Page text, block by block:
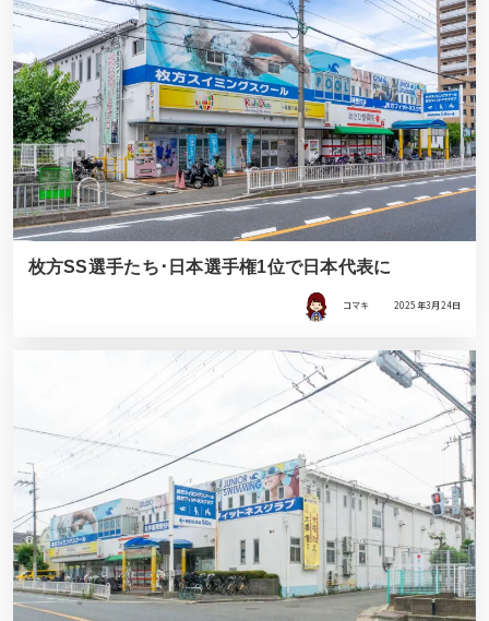
枚方SS選手たち･日本選手権1位で日本代表に
コマキ 2025年3月24日